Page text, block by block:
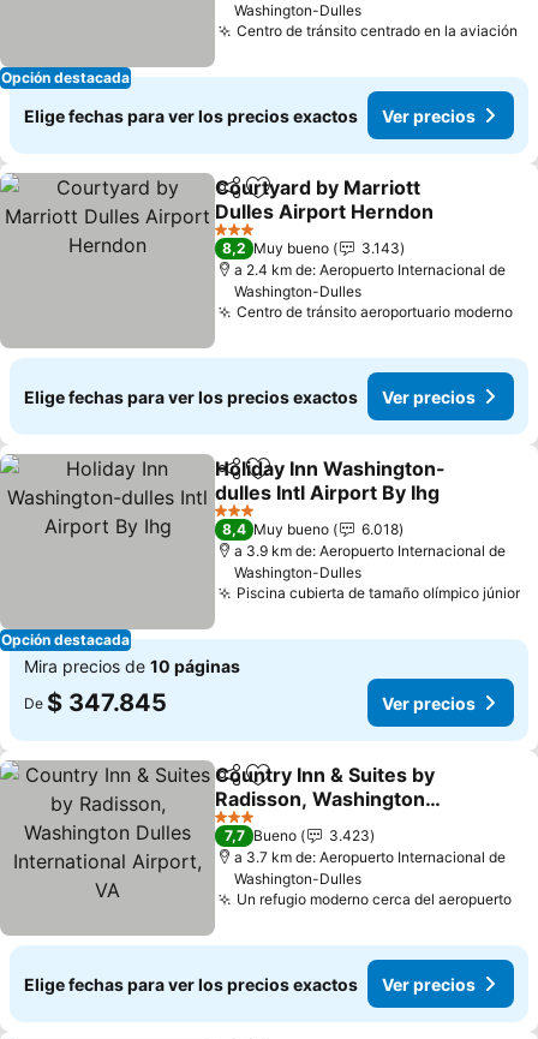
Opción destacada
Washington-Dulles
Centro de tránsito centrado en la aviación
Elige fechas para ver los precios exactos Ver precios
CompartirAgregar a favoritos
Courtyard by Marriott
Dulles Airport Herndon
Ver precios
3 Estrellas
8,2 Muy bueno
3.143
a 2.4 km de: Aeropuerto Internacional de
Washington-Dulles
Centro de tránsito aeroportuario moderno
Elige fechas para ver los precios exactos Ver precios
Opción destacada
CompartirAgregar a favoritos
Holiday Inn Washington-
dulles Intl Airport By Ihg
Ver precios
3 Estrellas
8,4 Muy bueno
6.018
a 3.9 km de: Aeropuerto Internacional de
Washington-Dulles
Piscina cubierta de tamaño olímpico júnior
Mira precios de 10 páginas
De $ 347.845 Ver precios
CompartirAgregar a favoritos
Country Inn & Suites by
Radisson, Washington
Dulles International
Airport, VA
Ver precios
3 Estrellas
7,7 Bueno
3.423
a 3.7 km de: Aeropuerto Internacional de
Washington-Dulles
Un refugio moderno cerca del aeropuerto
Elige fechas para ver los precios exactos Ver precios